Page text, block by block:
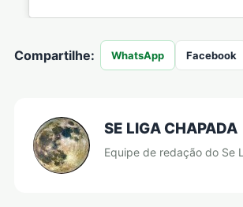
Compartilhe: WhatsApp Facebook
SE LIGA CHAPADA
Equipe de redação do Se